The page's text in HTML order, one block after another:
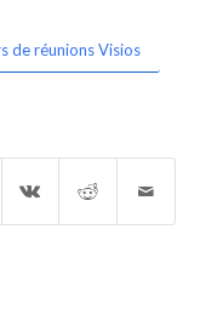
de réunions Visios